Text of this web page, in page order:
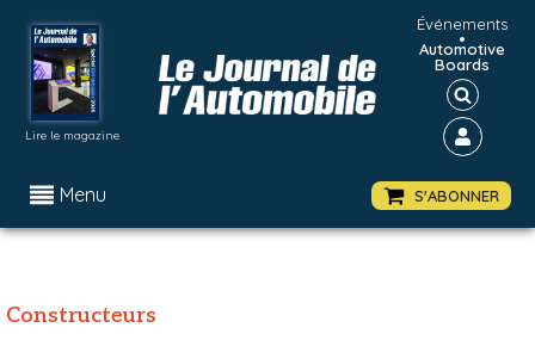
Lire le magazine
Événements
•
Automotive
Boards
Menu S'ABONNER
Constructeurs